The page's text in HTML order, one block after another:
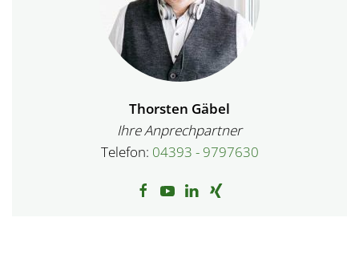
Thorsten Gäbel
Ihre Anprechpartner
Telefon: 04393 - 9797630